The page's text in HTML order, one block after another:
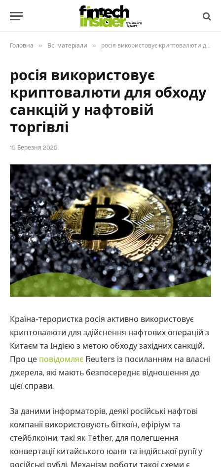
Головна » Всі матеріали » росія використовує криптовалюти для обходу санкцій у нафтовій торгівлі
росія використовує
криптовалюти для обходу
санкцій у нафтовій
торгівлі
15 Березня 2025
Країна-терористка росія активно використовує
криптовалюти для здійснення нафтових операцій з
Китаєм та Індією з метою обходу західних санкцій.
Про це повідомляє Reuters із посиланням на власні
джерела, які мають безпосереднє відношення до
цієї справи.
За даними інформаторів, деякі російські нафтові
компанії використовують біткоїн, ефіріум та
стейблкоїни, такі як Tether, для полегшення
конвертації китайського юаня та індійської рупії у
російські рублі. Механізм роботи такої схеми є